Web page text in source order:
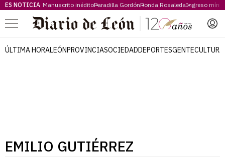
ES NOTICIA Manuscrito inéditoParadilla GordónRonda RosaledaIngreso
Menú
ÚLTIMA HORALEÓNPROVINCIASOCIEDADDEPORTESGENTECULTURA
EMILIO GUTIÉRREZ